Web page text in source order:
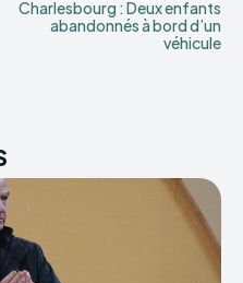
Charlesbourg : Deux enfants
abandonnés à bord d’un
véhicule